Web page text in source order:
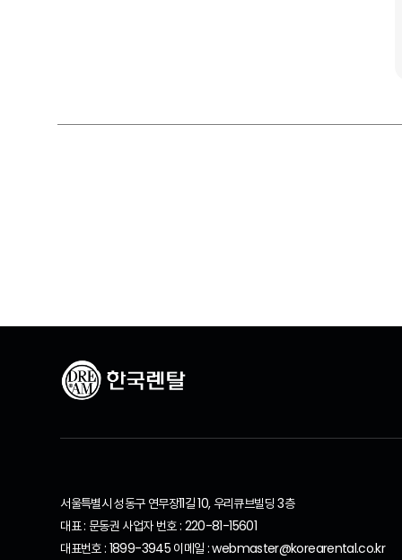
서울특별시 성동구 연무장11길 10, 우리큐브빌딩 3층
대표 : 문동권 사업자 번호 : 220-81-15601
대표번호 : 1899-3945 이메일 : webmaster@korearental.co.kr